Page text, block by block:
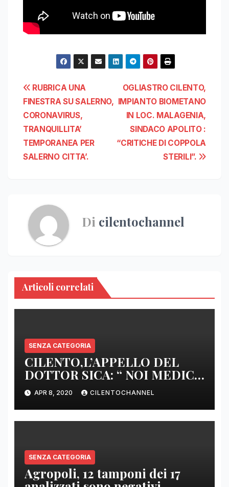
Navigazione
articoli
OGLIASTRO CILENTO,
IMPIANTO BIOMETANO
IN LOC. MALAGENIA,
SINDACO APOLITO :
“CRITICHE DI COPPOLA
STERILI”.
RUBRICA UNA
FINESTRA SU SALERNO,
CORONAVIRUS,
TRANQUILLITA’
TEMPORANEA PER
SALERNO CITTA’.
Di cilentochannel
Articoli correlati
SENZA CATEGORIA
CILENTO,L’APPELLO DEL
DOTTOR SICA: “ NOI MEDICI
DI BASE SIAMO SENZA ARMI
E SENZA PRESIDI”
APR 8, 2020 CILENTOCHANNEL
SENZA CATEGORIA
Agropoli, 12 tamponi dei 17